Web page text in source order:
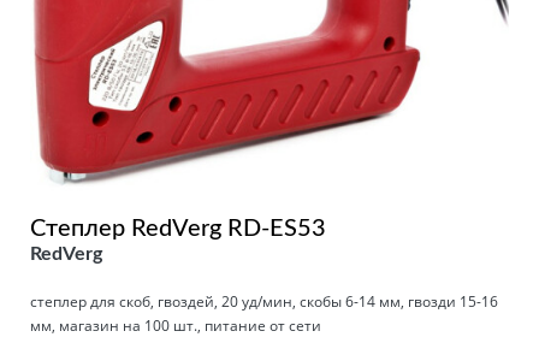
Степлер RedVerg RD-ES53
RedVerg
степлер для скоб, гвоздей, 20 уд/мин, скобы 6-14 мм, гвозди 15-16
мм, магазин на 100 шт., питание от сети